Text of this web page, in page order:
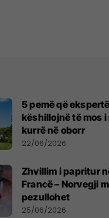
5 pemë që
këshillojnë të mos
kurrë në oborr
22/06/2026
Zhvillim i papritur
Francë – Norvegji
pezullohet
25/06/2026